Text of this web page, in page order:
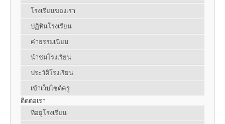
โรงเรียนของเรา
ปฏิทินโรงเรียน
ค่าธรรมเนียม
นำชมโรงเรียน
ประวัติโรงเรียน
เข้าเว็บไซต์ครู
ติดต่อเรา
ที่อยู่โรงเรียน